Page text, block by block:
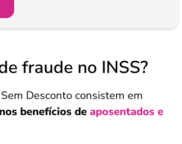
fraude no INSS?
Desconto consistem em
benefícios de aposentados e